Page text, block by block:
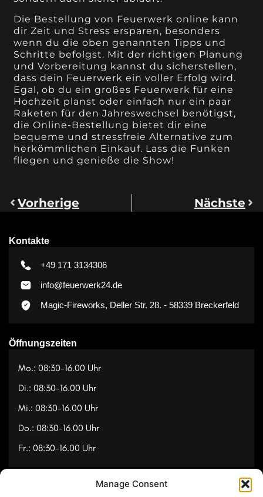
Manage Consent
Die Bestellung von Feuerwerk online kann
dir Zeit und Stress ersparen, besonders
wenn du die oben genannten Tipps und
Schritte befolgst. Mit der richtigen Planung
und Vorbereitung kannst du sicherstellen,
dass dein Feuerwerk ein voller Erfolg wird.
Egal, ob du ein großes Feuerwerk für eine
Hochzeit planst oder einfach nur ein paar
Raketen für den Jahreswechsel benötigst,
die Online-Bestellung bietet dir eine
bequeme und stressfreie Alternative zum
herkömmlichen Einkauf. Lass die Funken
fliegen und genieße die Show!
Vorherige Nächste
Kontakte
+49 171 3134306
info@feuerwerk24.de
Magic-Fireworks, Deller Str. 28. - 58339 Breckerfeld
Öffnungszeiten
Mo.: 08:30-16.00 Uhr
Di.: 08:30-16.00 Uhr
Mi.: 08:30-16.00 Uhr
Do.: 08:30-16.00 Uhr
Fr.: 08:30-16.00 Uhr